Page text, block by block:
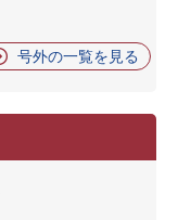
号外の一覧を見る